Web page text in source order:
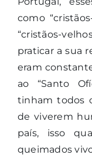
como
“cristãos-
praticar a sua
eram
ao “Santo
tinham todos
de viverem
país, isso
queimados